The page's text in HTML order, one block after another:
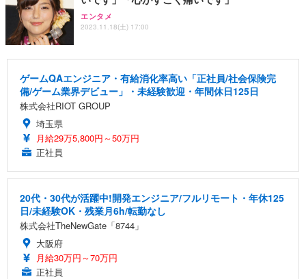
エンタメ
2023.11.18(土) 17:00
ゲームQAエンジニア・有給消化率高い「正社員/社会保険完
備/ゲーム業界デビュー」・未経験歓迎・年間休日125日
株式会社RIOT GROUP
埼玉県
月給29万5,800円～50万円
正社員
20代・30代が活躍中!開発エンジニア/フルリモート・年休125
日/未経験OK・残業月6h/転勤なし
株式会社TheNewGate「8744」
大阪府
月給30万円～70万円
正社員